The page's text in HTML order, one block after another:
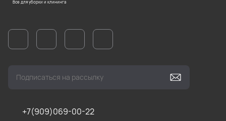
Все для уборки и клининга
+7(909)069-00-22